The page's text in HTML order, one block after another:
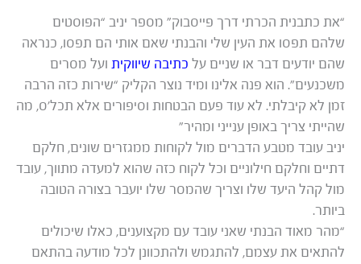
“את כתבנית הכרתי דרך פייסבוק” מספר יניב “הפוסטים
שלהם תפסו את העין שלי והבנתי שאם אותי הם תפסו, כנראה
שהם יודעים דבר או שניים על כתיבה שיווקית ועל מסרים
משכנעים”. הוא פנה אלינו ומיד נוצר הקליק “שירות כזה הרבה
זמן לא קיבלתי. לא עוד פעם הבטחות וסיפורים אלא תכל’ס, מה
שהייתי צריך באופן ענייני ומהיר”
יניב עובד מטבע הדברים מול לקוחות ממגזרים שונים, חלקם
דתיים וחלקם חילוניים וכל לקוח כזה שהוא למעדה מתווך, עובד
מול קהל היעד שלו וצריך שהמסר שלו יועבר בצורה הטובה
ביותר.
“מהר מאוד הבנתי שאני עובד עם מקצוענים, כאלו שיכולים
להתאים את עצמם, להתגמש ולהתכוונן לכל מודעה בהתאם